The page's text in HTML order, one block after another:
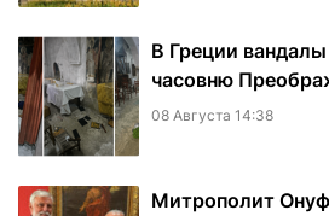
В Греции
часовню
08 Августа 14:38
Митрополит